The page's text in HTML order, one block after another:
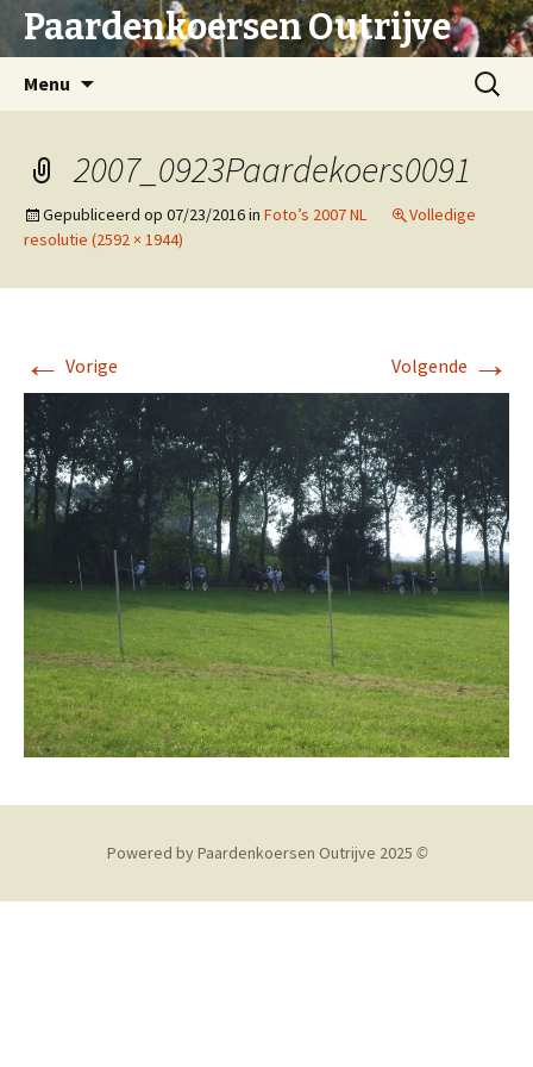
Paardenkoersen Outrijve
Menu
Zoeken
naar:
2007_0923Paardekoers0091
Gepubliceerd op 07/23/2016in Foto’s 2007 NL
Volledige
resolutie (2592 × 1944)
← Vorige Volgende →
Powered by Paardenkoersen Outrijve 2025 ©